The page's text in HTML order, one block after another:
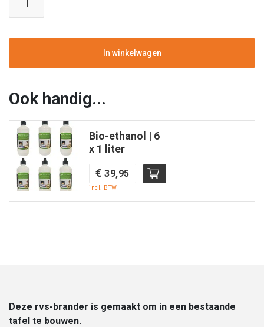
ethanol
|
|
cm
Ø
|
Enjoyfires
aantal
In winkelwagen
Ook handig...
Bio-ethanol | 6
x 1 liter
€ 39,95
incl. BTW
Deze rvs-brander is gemaakt om in een bestaande
tafel te bouwen.